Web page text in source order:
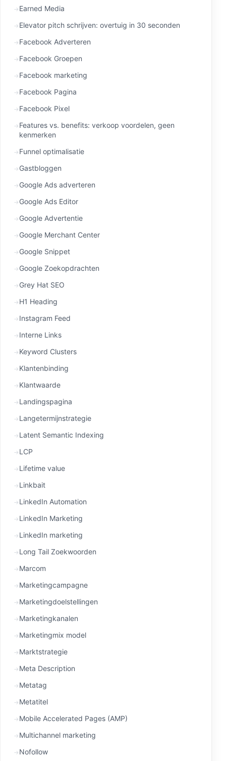
Earned Media
Elevator pitch schrijven: overtuig in 30 seconden
Facebook Adverteren
Facebook Groepen
Facebook marketing
Facebook Pagina
Facebook Pixel
Features vs. benefits: verkoop voordelen, geen
kenmerken
Funnel optimalisatie
Gastbloggen
Google Ads adverteren
Google Ads Editor
Google Advertentie
Google Merchant Center
Google Snippet
Google Zoekopdrachten
Grey Hat SEO
H1 Heading
Instagram Feed
Interne Links
Keyword Clusters
Klantenbinding
Klantwaarde
Landingspagina
Langetermijnstrategie
Latent Semantic Indexing
LCP
Lifetime value
Linkbait
LinkedIn Automation
LinkedIn Marketing
LinkedIn marketing
Long Tail Zoekwoorden
Marcom
Marketingcampagne
Marketingdoelstellingen
Marketingkanalen
Marketingmix model
Marktstrategie
Meta Description
Metatag
Metatitel
Mobile Accelerated Pages (AMP)
Multichannel marketing
Nofollow